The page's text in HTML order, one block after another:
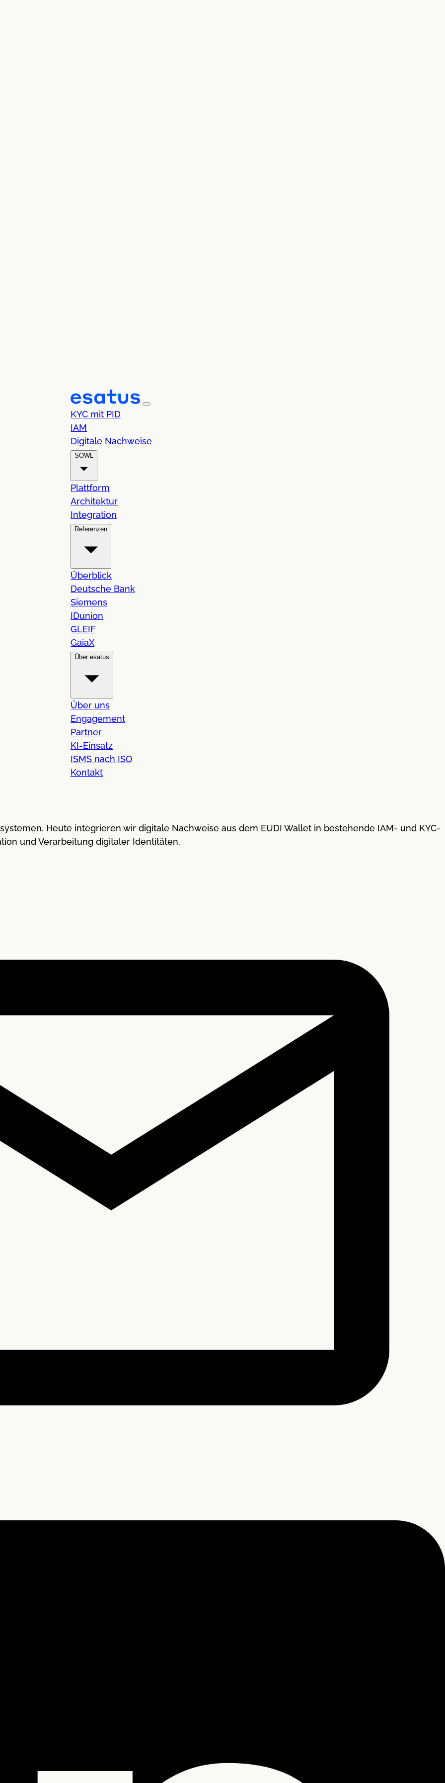
KYC mit PID
IAM
Digitale Nachweise
SOWL
Plattform
Architektur
Integration
Referenzen
Überblick
Deutsche Bank
Siemens
IDunion
GLEIF
GaiaX
Über esatus
Über uns
Engagement
Partner
KI-Einsatz
ISMS nach ISO
Kontakt
Heute integrieren wir digitale Nachweise aus dem EUDI Wallet in bestehende IAM- und KYC-
und Verarbeitung digitaler Identitäten.